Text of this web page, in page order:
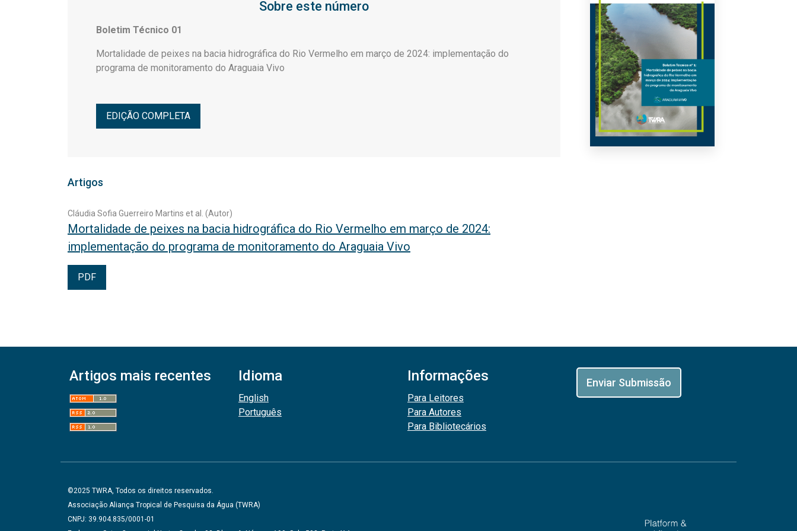
Sobre este número
Boletim Técnico 01
Mortalidade de peixes na bacia hidrográfica do Rio Vermelho em março de 2024: implementação do
programa de monitoramento do Araguaia Vivo
EDIÇÃO COMPLETA
Artigos
Cláudia Sofia Guerreiro Martins et al. (Autor)
Mortalidade de peixes na bacia hidrográfica do Rio Vermelho em março de 2024:
implementação do programa de monitoramento do Araguaia Vivo
PDF
Artigos mais recentes Idioma
English
Português
Informações
Para Leitores
Para Autores
Para Bibliotecários
Enviar Submissão
©2025 TWRA, Todos os direitos reservados.
Associação Aliança Tropical de Pesquisa da Água (TWRA)
CNPJ: 39.904.835/0001-01